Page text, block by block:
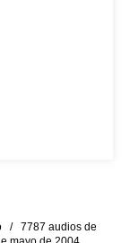
/ 7787 audios de